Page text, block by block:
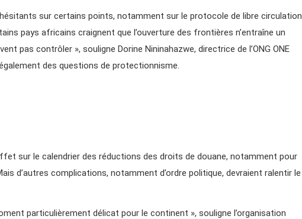
sur certains points, notamment sur le protocole de libre circulation
pays africains craignent que l’ouverture des frontières n’entraîne un
pas contrôler », souligne Dorine Nininahazwe, directrice de l’ONG ONE
des questions de protectionnisme.
sur le calendrier des réductions des droits de douane, notamment pour
d’autres complications, notamment d’ordre politique, devraient ralentir le
particulièrement délicat pour le continent », souligne l’organisation